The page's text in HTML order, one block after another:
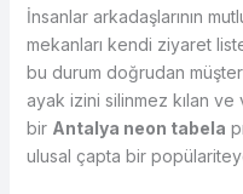
İnsanlar arkadaşlarının
mekanları kendi ziyaret
bu durum doğrudan
ayak izini silinmez kılan ve
bir Antalya neon tabela
ulusal çapta bir